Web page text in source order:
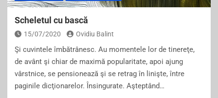
Scheletul cu bască
15/07/2020 Ovidiu Balint
Şi cuvintele îmbătrânesc. Au momentele lor de tinereţe,
de avânt şi chiar de maximă popularitate, apoi ajung
vârstnice, se pensionează şi se retrag în linişte, între
paginile dicţionarelor. Însingurate. Aşteptând…